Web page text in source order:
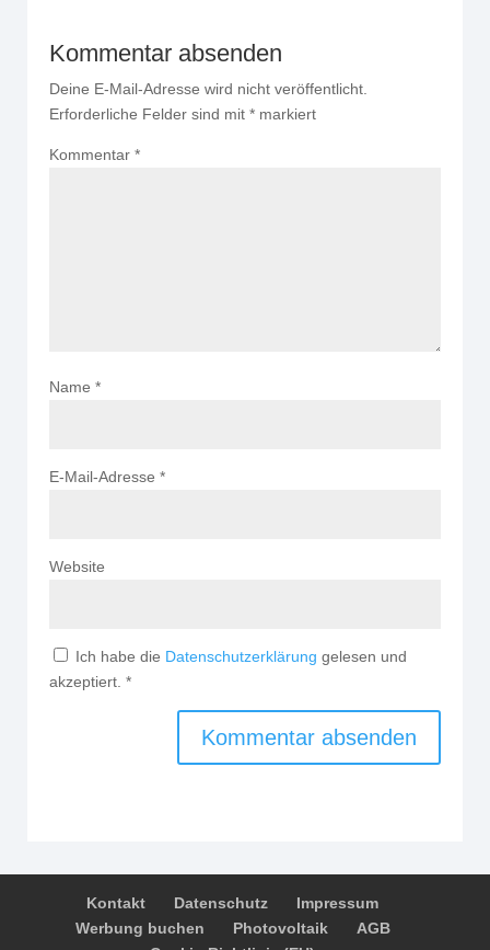
Kommentar absenden
Deine E-Mail-Adresse wird nicht veröffentlicht.
Erforderliche Felder sind mit * markiert
Kommentar *
Name *
E-Mail-Adresse *
Website
Ich habe die Datenschutzerklärung gelesen und
akzeptiert. *
Kontakt Datenschutz
Impressum
Werbung buchen
Photovoltaik
AGB